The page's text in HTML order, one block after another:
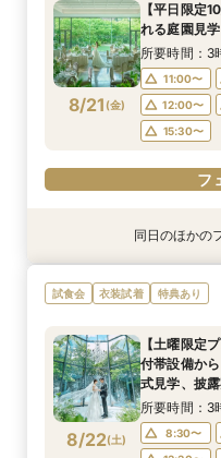
8/20(木)
11:00〜
12:00〜
15:30〜
フ
8/20(木)
11:00〜
12:00〜
15:30〜
フ
8/21 (金)
【平日限定
れる庭園見学
所要時間：3
11:00〜
12:00〜
15:30〜
フ
衣装試着 特典あり
8/21(金)
【少人数プ
贅沢無料試食
11:00〜
12:00〜
15:30〜
特典あり
8/21(金)
マイナビ限
わせ絆牛」
11:00〜
12:00〜
15:30〜
同日のほかの
試食会 衣装試着 特典あり
8/22(土)
【土曜限定
付帯設備か
式見学、披
牛無料試食
レーション
所要時間：3
8:30〜